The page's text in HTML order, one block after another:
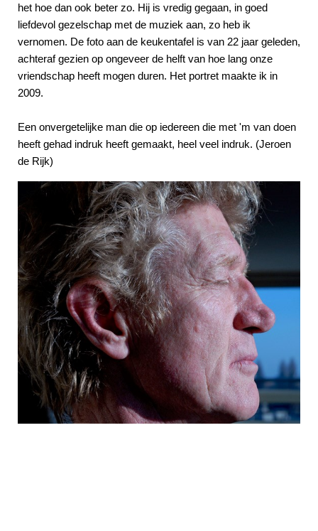
het hoe dan ook beter zo. Hij is vredig gegaan, in goed
liefdevol gezelschap met de muziek aan, zo heb ik
vernomen. De foto aan de keukentafel is van 22 jaar geleden,
achteraf gezien op ongeveer de helft van hoe lang onze
vriendschap heeft mogen duren. Het portret maakte ik in
2009.
Een onvergetelijke man die op iedereen die met 'm van doen
heeft gehad indruk heeft gemaakt, heel veel indruk. (Jeroen
de Rijk)